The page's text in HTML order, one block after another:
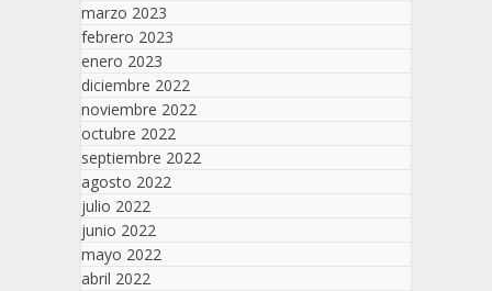
marzo 2023
febrero 2023
enero 2023
diciembre 2022
noviembre 2022
octubre 2022
septiembre 2022
agosto 2022
julio 2022
junio 2022
mayo 2022
abril 2022